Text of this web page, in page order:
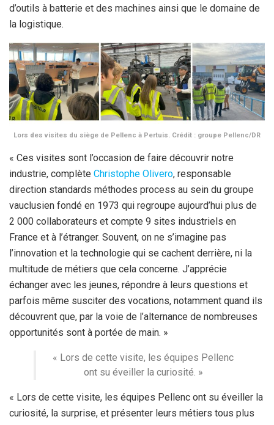
d’outils à batterie et des machines ainsi que le domaine de
la logistique.
Lors des visites du siège de Pellenc à Pertuis. Crédit : groupe Pellenc/DR
« Ces visites sont l’occasion de faire découvrir notre
industrie, complète Christophe Olivero, responsable
direction standards méthodes process au sein du groupe
vauclusien fondé en 1973 qui regroupe aujourd’hui plus de
2 000 collaborateurs et compte 9 sites industriels en
France et à l’étranger. Souvent, on ne s’imagine pas
l’innovation et la technologie qui se cachent derrière, ni la
multitude de métiers que cela concerne. J’apprécie
échanger avec les jeunes, répondre à leurs questions et
parfois même susciter des vocations, notamment quand ils
découvrent que, par la voie de l’alternance de nombreuses
opportunités sont à portée de main. »
« Lors de cette visite, les équipes Pellenc
ont su éveiller la curiosité. »
« Lors de cette visite, les équipes Pellenc ont su éveiller la
curiosité, la surprise, et présenter leurs métiers tous plus